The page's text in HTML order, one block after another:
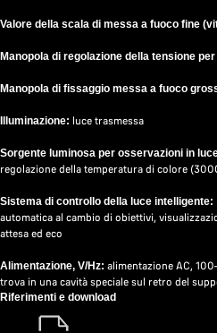
Valore della scala di messa a fuoco fine
Manopola di regolazione della tensione
Manopola di fissaggio messa a fuoco
Illuminazione: luce trasmessa
Sorgente luminosa per osservazioni in
regolazione della temperatura di colore
Sistema di controllo della luce intelligente:
automatica al cambio di obiettivi,
attesa ed eco
Alimentazione, V/Hz: alimentazione AC,
trova in una cavità speciale sul retro del
Riferimenti e download